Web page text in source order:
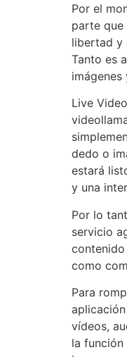
Por el
parte que
libertad y
Tanto es
Live
dedo o
estará
y una
Por lo
servicio
como
Para
vídeos,
la función